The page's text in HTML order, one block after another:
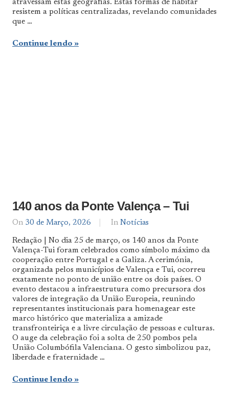
atravessam estas geografias. Estas formas de habitar
resistem a políticas centralizadas, revelando comunidades
que …
Continue lendo
140 anos da Ponte Valença – Tui
On 30 de Março, 2026
By
De
Norte
a
Sul
In Notícias
Redação | No dia 25 de março, os 140 anos da Ponte
Valença-Tui foram celebrados como símbolo máximo da
cooperação entre Portugal e a Galiza. A cerimónia,
organizada pelos municípios de Valença e Tui, ocorreu
exatamente no ponto de união entre os dois países. O
evento destacou a infraestrutura como precursora dos
valores de integração da União Europeia, reunindo
representantes institucionais para homenagear este
marco histórico que materializa a amizade
transfronteiriça e a livre circulação de pessoas e culturas.
O auge da celebração foi a solta de 250 pombos pela
União Columbófila Valenciana. O gesto simbolizou paz,
liberdade e fraternidade …
Continue lendo